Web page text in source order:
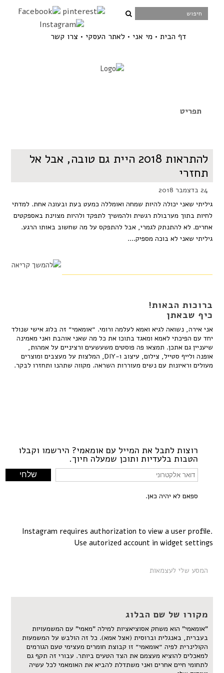
דף הבית מי אני לאתר העסקי צרו קשר
להתראות 2018 היית גם טובה, אבל אל
תחזרי
24 בדצמבר 2018
גיליתי שאני יכולה להיות שמחה ואומללה כמעט בעת ובעונה אחת. למדתי
לחיות בתוך מערבולת רגשית ולהמשיך לתפקד ולהיות מצוינת באספקטים
אחרים. לא להתנתק לגמרי, אבל להתפקס על מה שחשוב באותו הרגע.
גיליתי שאני לא בוכה מספיק....
ברוכות הבאות!
כיף שבאתן
אני אירה, נשואה לגיא ואמא לעלמה ורומי. ״אומאמי״ זה בלוג אישי שנולד
יחד עם הפיכתי לאמא ומאגד בתוכו את כל מה שאני אוהבת ואני מאמינה
שיעניין גם אתכן. תמצאו פה פוסטים משעשעים ורציניים על אמהות,
אופנה ולייף סטייל, צילום, עיצוב ו-DIY, המלצות על מעצבים ומוצרים
מעולים וראיונות עם נשים מעוררות השראה. מקווה שתהנו ותחזרו לבקר.
רוצות לתבל את המייל עם אומאמי? הירשמו וקבלו
הטבות בלעדיות ותוכן שמעלה חיוך.
ספאם לא יהיה כאן.
Instagram requires authorization to view a user profile.
Use autorized account in widget settings
המסע שלי לעצמאות
מקורו של שם הבלוג
"אומאמי" הוא משחק אסוציאציות למילה "מאמי" עם המשמעויות
בעברית, באנגלית וברוסית (אצל אמא). כל זה הולבש על המשמעות
הקולינרית לפיה ״אומאמי״ זו קבוצת חומרים מעצימי טעם הגורמים
למאכלים להוציא מעצמם את הצד הטעים ביותר. עבורי זה תקף גם
לתחומי חיים אחרים ואני משתדלת להביא את האומאמי לכל עשיה